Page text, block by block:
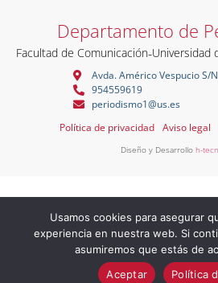
Departamento de
Facultad de Comunicación-Universidad
Avda. Américo Vespucio S/
954559619
periodismo1@us.es
Política de privacidad Aviso legal
Diseño y Desarrollo h-
Usamos cookies para asegurar
experiencia en nuestra web. Si
asumiremos que estás de
Aceptar
Política